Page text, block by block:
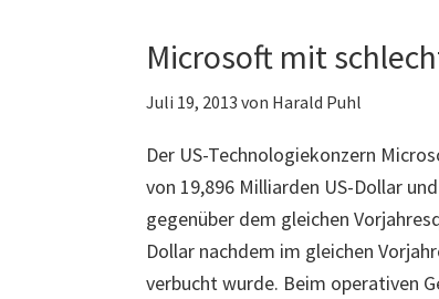
Microsoft mit
Juli 19, 2013 von Harald Puhl
Der US-Technologiekonzern
von 19,896 Milliarden US-Dollar
gegenüber dem gleichen
Dollar nachdem im gleichen
verbucht wurde. Beim operativen